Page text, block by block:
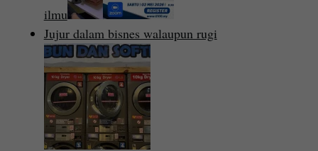
ilmu
Jujur dalam bisnes walaupun rugi